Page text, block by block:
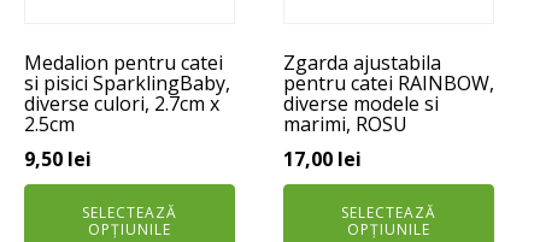
Medalion pentru catei
si pisici SparklingBaby,
diverse culori, 2.7cm x
2.5cm
9,50 lei
SELECTEAZĂ
OPȚIUNILE
fi
alese
în
pagina
produsului.
Zgarda ajustabila
pentru catei RAINBOW,
diverse modele si
marimi, ROSU
17,00 lei
SELECTEAZĂ
OPȚIUNILE
fi
alese
în
pagina
produsului.